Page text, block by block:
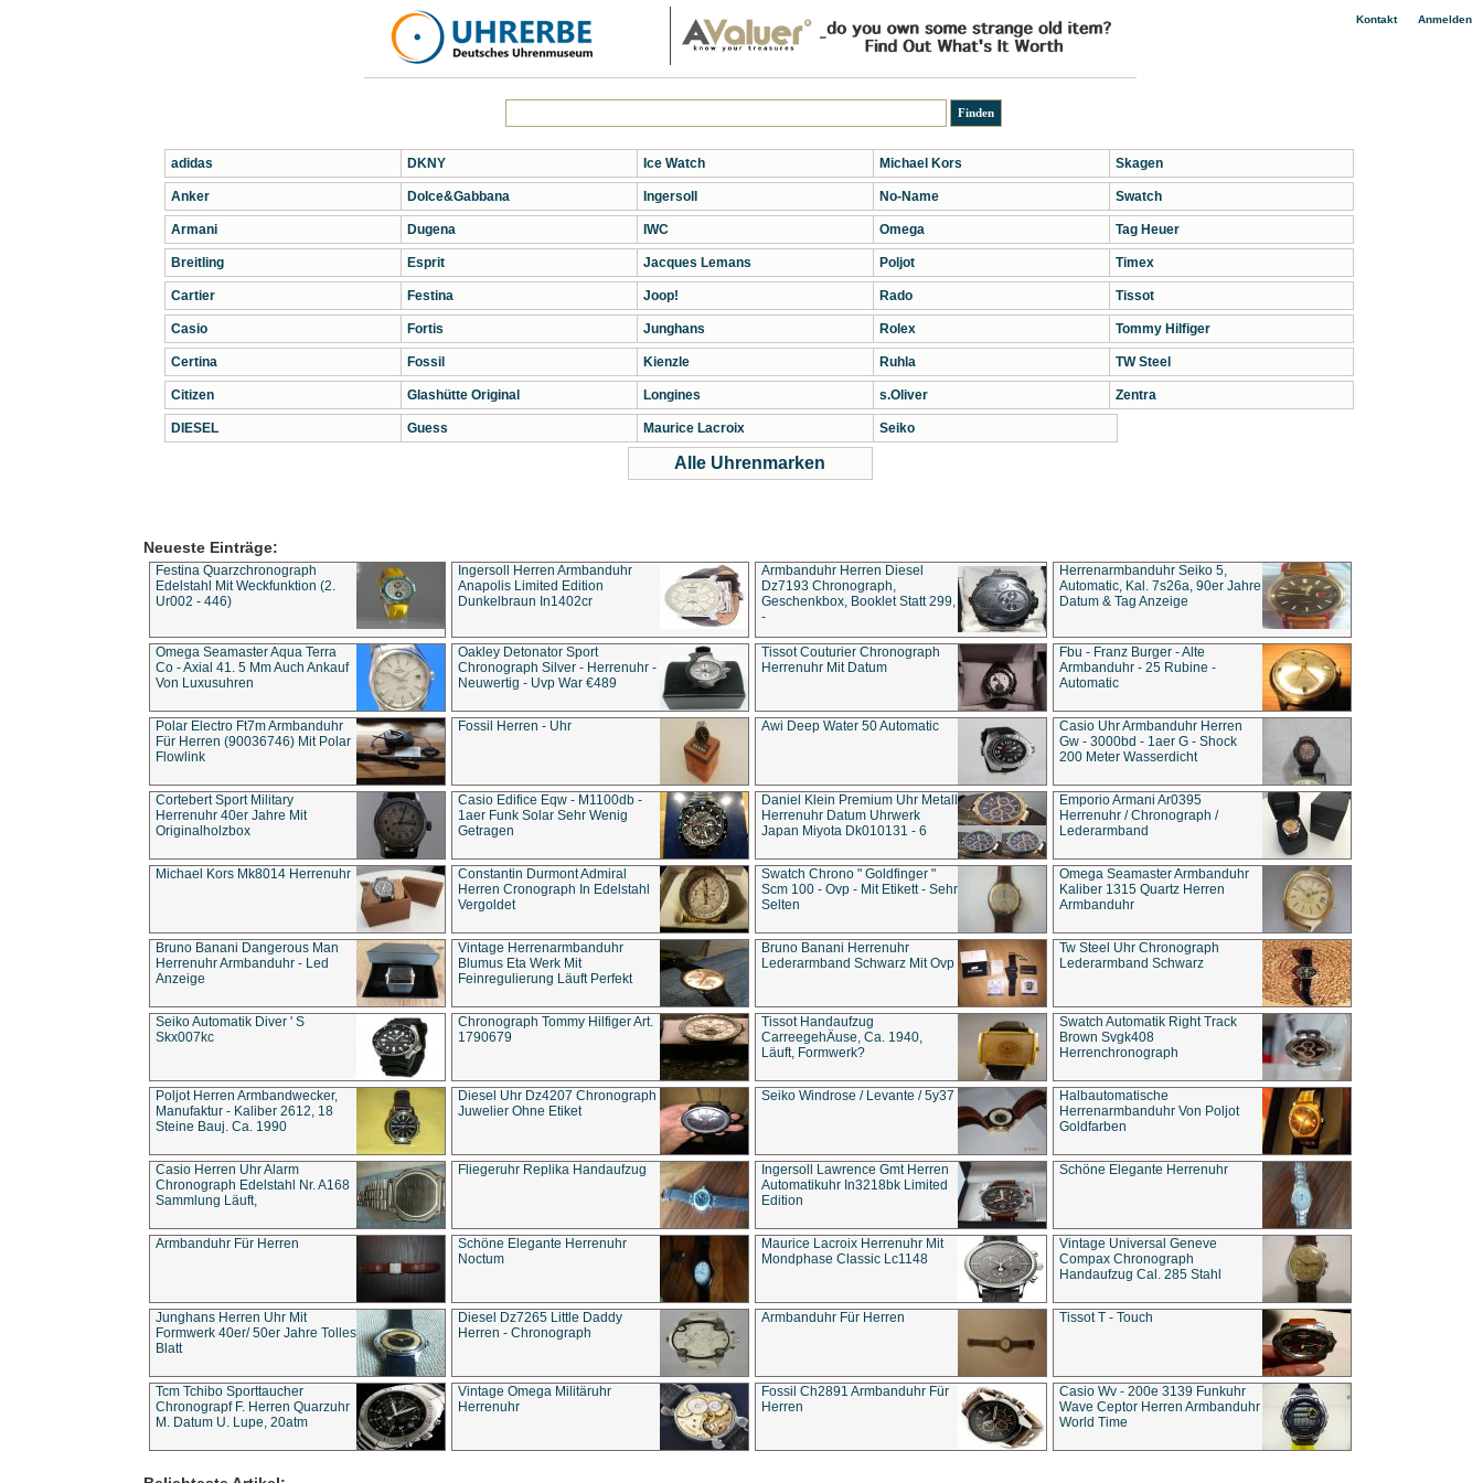
Kontakt| Anmelden
adidas
Anker
Armani
Breitling
Cartier
Casio
Certina
Citizen
DIESEL
DKNY
Dolce&Gabbana
Dugena
Esprit
Festina
Fortis
Fossil
Glashütte Original
Guess
Ice Watch
Ingersoll
IWC
Jacques Lemans
Joop!
Junghans
Kienzle
Longines
Maurice Lacroix
Michael Kors
No-Name
Omega
Poljot
Rado
Rolex
Ruhla
s.Oliver
Seiko
Skagen
Swatch
Tag Heuer
Timex
Tissot
Tommy Hilfiger
TW Steel
Zentra
Alle Uhrenmarken
Neueste Einträge:
Festina Quarzchronograph
Edelstahl Mit Weckfunktion (2.
Ur002 - 446)
Ingersoll Herren Armbanduhr
Anapolis Limited Edition
Dunkelbraun In1402cr
Armbanduhr Herren Diesel
Dz7193 Chro­no­graph,
Geschenkbox, Booklet Statt 299,
-
Herrenarmbanduhr Seiko 5,
Automatic, Kal. 7s26a, 90er Jahre
Datum & Tag Anzeige
Omega Seamaster Aqua Terra
Co - Axial 41. 5 Mm Auch Ankauf
Von Luxusuhren
Oakley Detonator Sport
Chronograph Silver - Herrenuhr -
Neuwertig - Uvp War €489
Tissot Couturier Chronograph
Herrenuhr Mit Datum
Fbu - Franz Burger - Alte
Armbanduhr - 25 Rubine -
Automatic
Polar Electro Ft7m Armbanduhr
Für Herren (90036746) Mit Polar
Flowlink
Fossil Herren - Uhr Awi Deep Water 50 Automatic
Casio Uhr Armbanduhr Herren
Gw - 3000bd - 1aer G - Shock
200 Meter Wasserdicht
Cortebert Sport Military
Herrenuhr 40er Jahre Mit
Originalholzbox
Casio Edifice Eqw - M1100db -
1aer Funk Solar Sehr Wenig
Getragen
Daniel Klein Premium Uhr Metall
Herrenuhr Datum Uhrwerk
Japan Miyota Dk010131 - 6
Emporio Armani Ar0395
Herrenuhr / Chronograph /
Lederarmband
Michael Kors Mk8014 Herrenuhr
Constantin Durmont Admiral
Herren Cronograph In Edelstahl
Vergoldet
Swatch Chrono " Goldfinger "
Scm 100 - Ovp - Mit Etikett - Sehr
Selten
Omega Seamaster Armbanduhr
Kaliber 1315 Quartz Herren
Armbanduhr
Bruno Banani Dangerous Man
Herrenuhr Armbanduhr - Led
Anzeige
Vintage Herrenarmbanduhr
Blumus Eta Werk Mit
Feinregulierung Läuft Perfekt
Bruno Banani Herrenuhr
Lederarmband Schwarz Mit Ovp
Tw Steel Uhr Chronograph
Lederarmband Schwarz
Seiko Automatik Diver ' S
Skx007kc
Chronograph Tommy Hilfiger Art.
1790679
Tissot Handaufzug
CarreegehÄuse, Ca. 1940,
Läuft, Formwerk?
Swatch Automatik Right Track
Brown Svgk408
Herrenchronograph
Poljot Herren Armbandwecker,
Manufaktur - Kaliber 2612, 18
Steine Bauj. Ca. 1990
Diesel Uhr Dz4207 Chronograph
Juwelier Ohne Etiket
Seiko Windrose / Levante / 5y37
Halbautomatische
Herrenarmbanduhr Von Poljot
Goldfarben
Casio Herren Uhr Alarm
Chronograph Edelstahl Nr. A168
Sammlung Läuft,
Fliegeruhr Replika Handaufzug
Ingersoll Lawrence Gmt Herren
Automatikuhr In3218bk Limited
Edition
Schöne Elegante Herrenuhr
Armbanduhr Für Herren
Schöne Elegante Herrenuhr
Noctum
Maurice Lacroix Herrenuhr Mit
Mondphase Classic Lc1148
Vintage Universal Geneve
Compax Chronograph
Handaufzug Cal. 285 Stahl
Junghans Herren Uhr Mit
Formwerk 40er/ 50er Jahre Tolles
Blatt
Diesel Dz7265 Little Daddy
Herren - Chronograph
Armbanduhr Für Herren Tissot T - Touch
Tcm Tchibo Sporttaucher
Chronograpf F. Herren Quarzuhr
M. Datum U. Lupe, 20atm
Vintage Omega Militäruhr
Herrenuhr
Fossil Ch2891 Armbanduhr Für
Herren
Casio Wv - 200e 3139 Funkuhr
Wave Ceptor Herren Armbanduhr
World Time